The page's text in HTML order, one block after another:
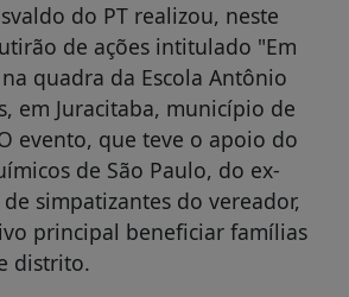
do PT realizou, neste
de ações intitulado "Em
quadra da Escola Antônio
em Juracitaba, município de
evento, que teve o apoio do
de São Paulo, do ex-
simpatizantes do vereador,
principal beneficiar famílias
distrito.